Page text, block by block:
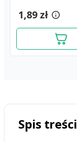
1,89 zł
24,79 zł
Spis treści